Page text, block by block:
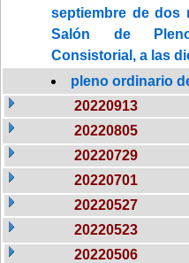
septiembre de dos
Salón de
Consistorial, a las
pleno ordinario
20220913
20220805
20220729
20220701
20220527
20220523
20220506